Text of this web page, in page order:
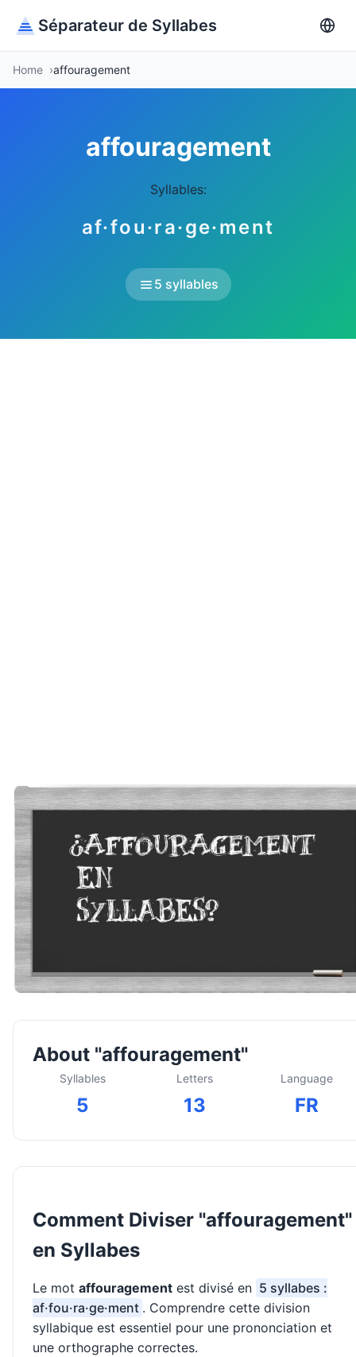
Séparateur de Syllabes
Home affouragement
affouragement
Syllables:
af·fou·ra·ge·ment
5 syllables
About "affouragement"
Syllables
5
Letters
13
Language
FR
Comment Diviser "affouragement"
en Syllabes
Le mot affouragement est divisé en 5 syllabes :
af·fou·ra·ge·ment . Comprendre cette division
syllabique est essentiel pour une prononciation et
une orthographe correctes.